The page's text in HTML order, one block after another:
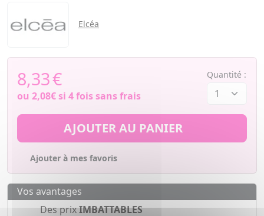
Elcéa
8,33€
ou 2,08€si 4 fois sans frais
Quantité :
AJOUTER AU PANIER
Ajouter à mes favoris
Vos avantages
Des prixIMBATTABLES